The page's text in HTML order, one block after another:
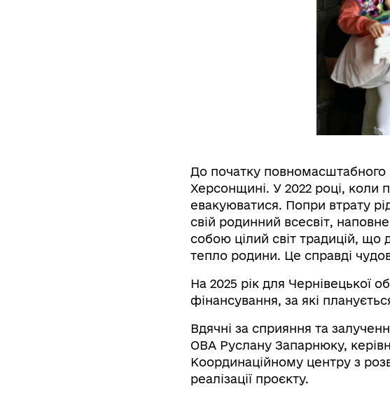
До початку
Херсонщині. У 2022 році, коли
евакуюватися. Попри втрату
свій родинний всесвіт,
собою цілий світ традицій, що
тепло родини. Це справді
На 2025 рік для Чернівецької
фінансування, за які
Вдячні за сприяння та
ОВА Руслану Запарнюку,
Координаційному центру з
реалізації проєкту.